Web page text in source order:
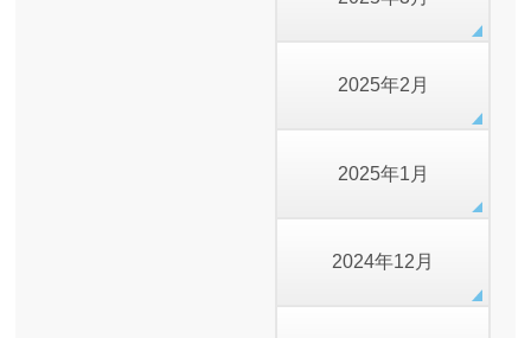
2025年2月
2025年1月
2024年12月